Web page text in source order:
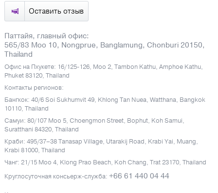
Оставить отзыв
Паттайя, главный офис:
565/83 Moo 10, Nongprue, Banglamung, Chonburi 20150,
Thailand
Офис на Пхукете: 16/125-126, Moo 2, Tambon Kathu, Amphoe Kathu,
Phuket 83120, Thailand
Контакты регионов:
Бангкок: 40/6 Soi Sukhumvit 49, Khlong Tan Nuea, Watthana, Bangkok
10110, Thailand
Самуи: 80/107 Moo 5, Choengmon Street, Bophut, Koh Samui,
Suratthani 84320, Thailand
Краби: 495/37–38 Tanasap Village, Utarakij Road, Krabi Yai, Muang,
Krabi 81000, Thailand
Чанг: 21/15 Moo 4, Klong Prao Beach, Koh Chang, Trat 23170, Thailand
Круглосуточная консьерж-служба: +66 61 440 04 44